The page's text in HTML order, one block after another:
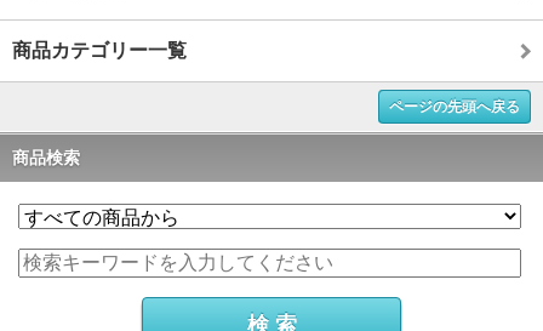
商品カテゴリー一覧
ページの先頭へ戻る
商品検索